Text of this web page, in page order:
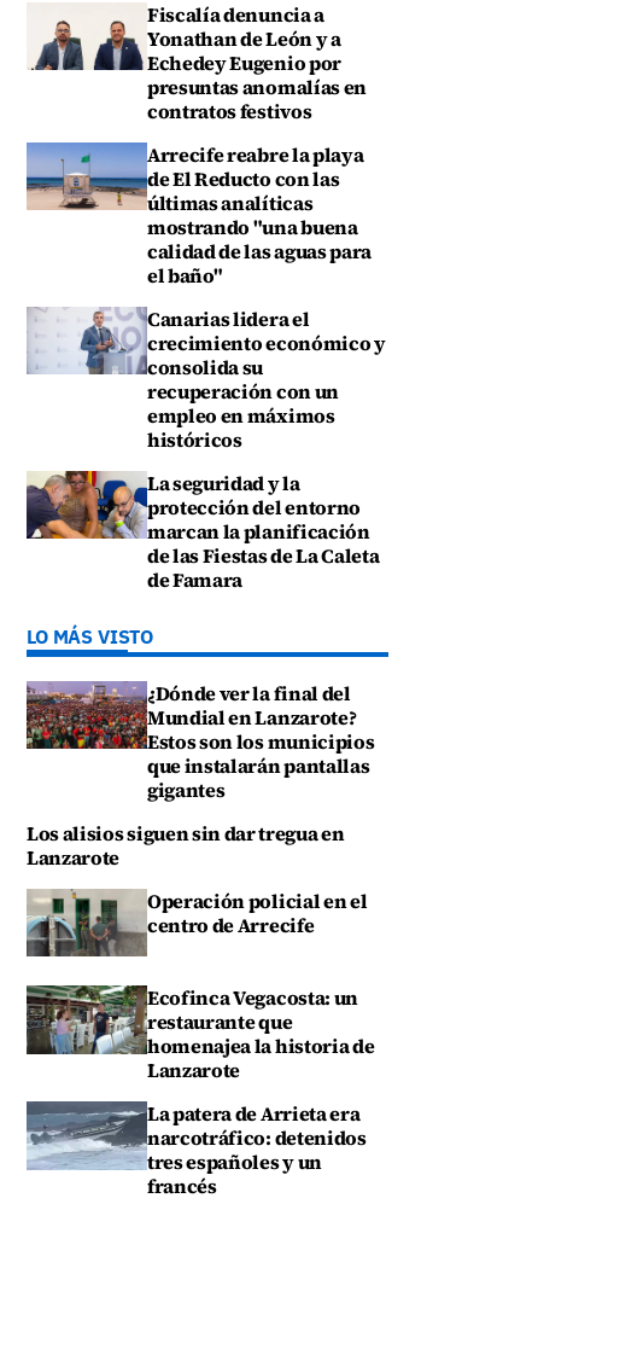
Fiscalía denuncia a
Yonathan de León y a
Echedey Eugenio por
presuntas anomalías en
contratos festivos
Arrecife reabre la playa
de El Reducto con las
últimas analíticas
mostrando "una buena
calidad de las aguas para
el baño"
Canarias lidera el
crecimiento económico y
consolida su
recuperación con un
empleo en máximos
históricos
La seguridad y la
protección del entorno
marcan la planificación
de las Fiestas de La Caleta
de Famara
LO MÁS VISTO
¿Dónde ver la final del
Mundial en Lanzarote?
Estos son los municipios
que instalarán pantallas
gigantes
Los alisios siguen sin dar tregua en
Lanzarote
Operación policial en el
centro de Arrecife
Ecofinca Vegacosta: un
restaurante que
homenajea la historia de
Lanzarote
La patera de Arrieta era
narcotráfico: detenidos
tres españoles y un
francés